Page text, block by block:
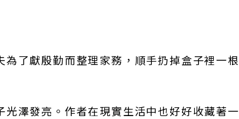
了獻殷勤而整理家務，順手扔掉盒子裡一根
澤發亮。作者在現實生活中也好好收藏著一